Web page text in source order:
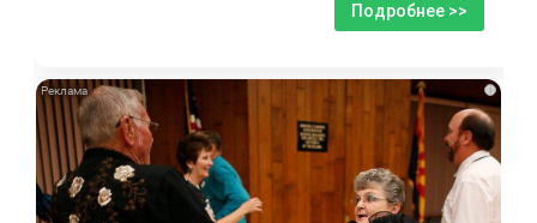
Подробнее >>
i